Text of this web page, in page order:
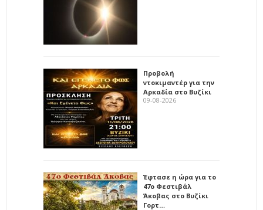
Προβολή
ντοκιμαντέρ για την
Αρκαδία στο Βυζίκι
09-08-2026
Έφτασε η ώρα για το
47ο Φεστιβάλ
Άκοβας στο Βυζίκι
Γορτ…